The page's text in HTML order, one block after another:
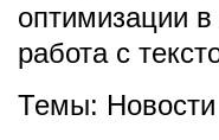
оптимизации
работа с
Темы: Новости